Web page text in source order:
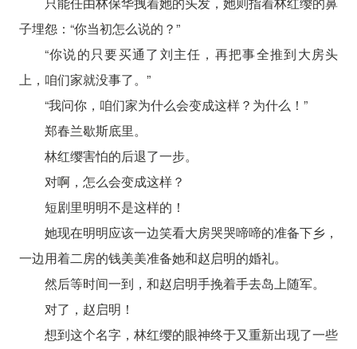
子埋怨：“你当初怎么说的？”
“你说的只要买通了刘主任，再把事全推到大房头
上，咱们家就没事了。”
“我问你，咱们家为什么会变成这样？为什么！”
郑春兰歇斯底里。
林红缨害怕的后退了一步。
对啊，怎么会变成这样？
短剧里明明不是这样的！
她现在明明应该一边笑看大房哭哭啼啼的准备下乡，
一边用着二房的钱美美准备她和赵启明的婚礼。
然后等时间一到，和赵启明手挽着手去岛上随军。
对了，赵启明！
想到这个名字，林红缨的眼神终于又重新出现了一些